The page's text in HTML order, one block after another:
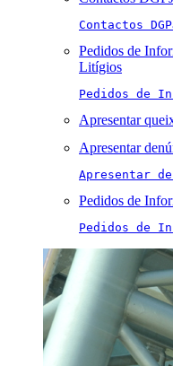
Contactos
Pedidos de
Litígios
Pedidos de
Apresentar
Apresentar
Apresentar
Pedidos de
Pedidos de